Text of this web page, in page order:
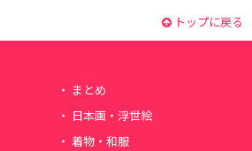
トップに戻る
まとめ
日本画・浮世絵
着物・和服